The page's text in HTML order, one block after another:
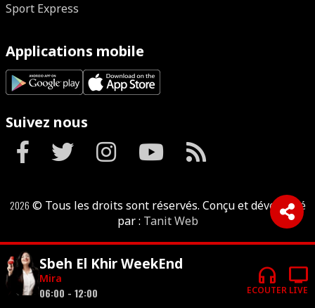
Sport Express
Applications mobile
Suivez nous
2026 © Tous les droits sont réservés. Conçu et développé
par : Tanit Web
Sbeh El Khir WeekEnd
Mira
06:00 - 12:00
headphones
ECOUTER
tv
LIVE